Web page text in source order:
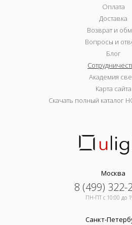
Оплата
Доставка
Возврат и
Вопросы и
Блог
Академия
Карта сайта
Скачать полный каталог
Москва
8 (499) 322-
ПН-ПТ c 10:00 до
Санкт-